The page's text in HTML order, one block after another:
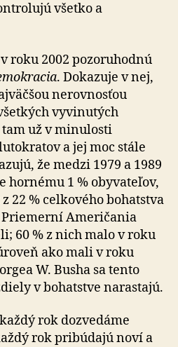
všetko a
roku 2002 pozoruhodnú
. Dokazuje v nej,
nerovnosťou
vyvinutých
už v minulosti
a jej moc stále
že medzi 1979 a 1989
hornému 1 % obyvateľov,
22 % celkového bohatstva
Priemerní Američania
60 % z nich malo v roku
ako mali v roku
W. Busha sa tento
v bohatstve narastajú.
rok dozvedáme
rok pribúdajú noví a